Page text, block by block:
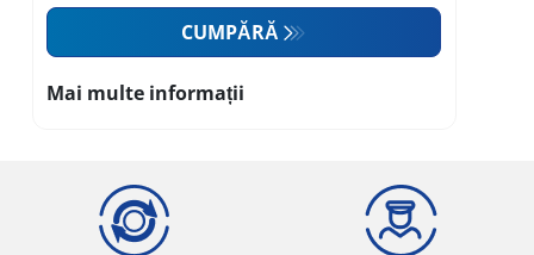
CUMPĂRĂ
Mai multe informații